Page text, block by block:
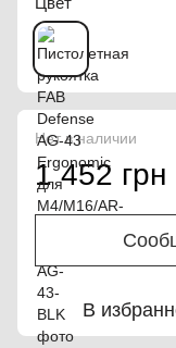
Нет в наличии
1 452 грн
В